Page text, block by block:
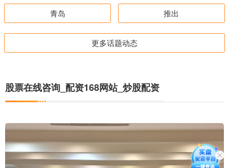
青岛 推出
更多话题动态
股票在线咨询_配资168网站_炒股配资